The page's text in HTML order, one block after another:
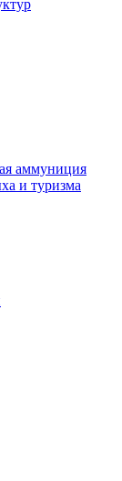
аммуниция
и туризма